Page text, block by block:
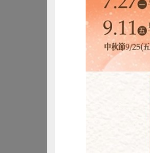
照顧者
中華民國家庭者
院家人需照顧的